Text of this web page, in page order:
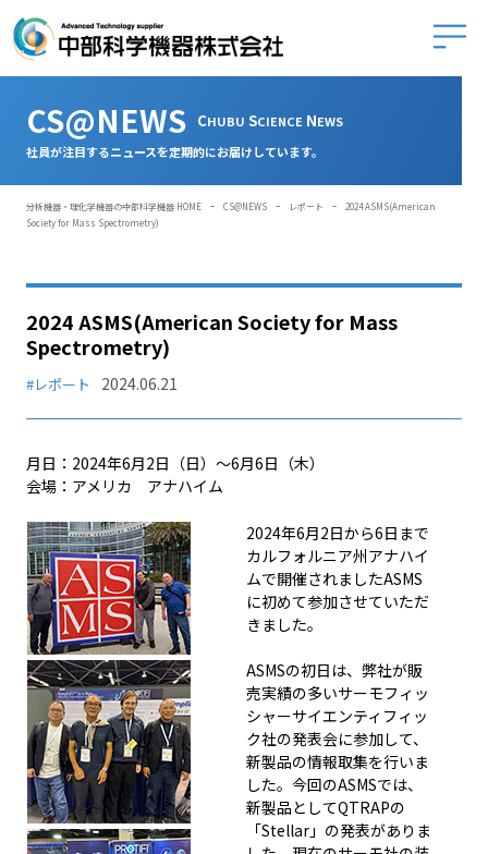
中部科
CS@NEWS CHUBU SCIENCE NEWS
社員が注目するニュースを定期的にお届けしています。
分析機器・理化学機器の中部科学機器 HOME - CS@NEWS - レポート -
2024 ASMS(American
Society for Mass Spectrometry)
2024 ASMS(American Society for Mass
Spectrometry)
#レポート 2024.06.21
月日：2024年6月2日（日）～6月6日（木）
会場：アメリカ アナハイム
2024年6月2日から6日まで
カルフォルニア州アナハイ
ムで開催されましたASMS
に初めて参加させていただ
きました。
ASMSの初日は、弊社が販
売実績の多いサーモフィッ
シャーサイエンティフィッ
ク社の発表会に参加して、
新製品の情報取集を行いま
した。今回のASMSでは、
新製品としてQTRAPの
「Stellar」の発表がありま